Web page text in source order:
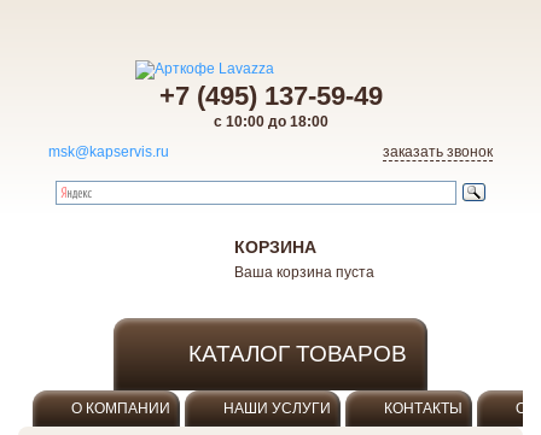
КОРЗИНА
Ваша корзина пуста
+7 (495) 137-59-49
с 10:00 до 18:00
msk@kapservis.ru
заказать звонок
КАТАЛОГ ТОВАРОВ
О КОМПАНИИ НАШИ УСЛУГИ КОНТАКТЫ